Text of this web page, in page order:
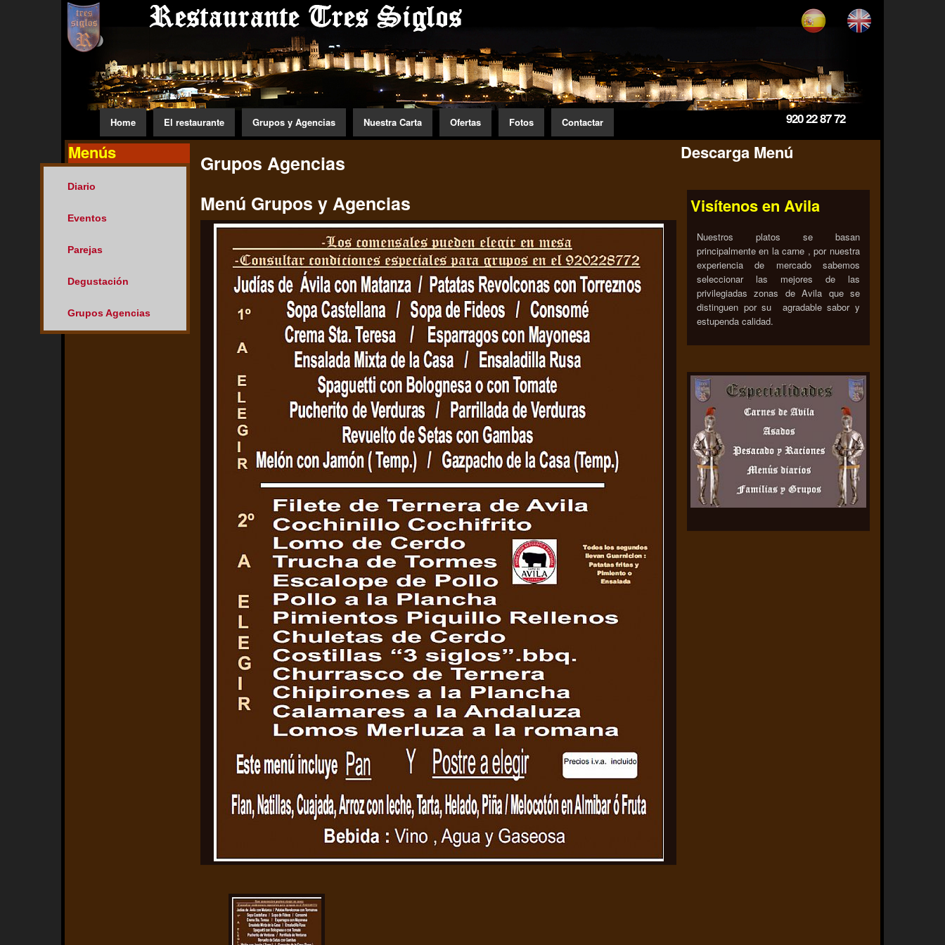
Home El restaurante Grupos y Agencias Nuestra Carta Ofertas Fotos Contactar 920 22 87 72
Menús
Diario
Eventos
Parejas
Degustación
Grupos Agencias
Grupos Agencias
Menú Grupos y Agencias
Descarga Menú
Visítenos en Avila
Nuestros platos se basan
principalmente en la carne , por nuestra
experiencia de mercado sabemos
seleccionar las mejores de las
privilegiadas zonas de Avila que se
distinguen por su agradable sabor y
estupenda calidad.